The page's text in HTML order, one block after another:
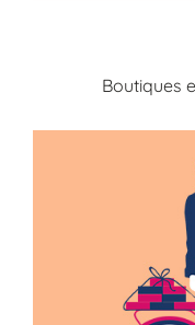
Boutiques